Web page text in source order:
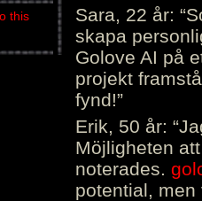
Sara, 22 år:
skapa
Golove AI på
projekt
fynd!”
Erik, 50 år:
Möjligheten
noterades.
potential, men